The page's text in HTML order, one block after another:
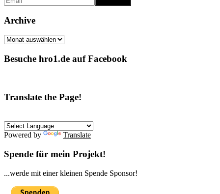
Archive
Archive
Besuche hro1.de auf Facebook
Translate the Page!
Powered by Translate
Spende für mein Projekt!
...werde mit einer kleinen Spende Sponsor!